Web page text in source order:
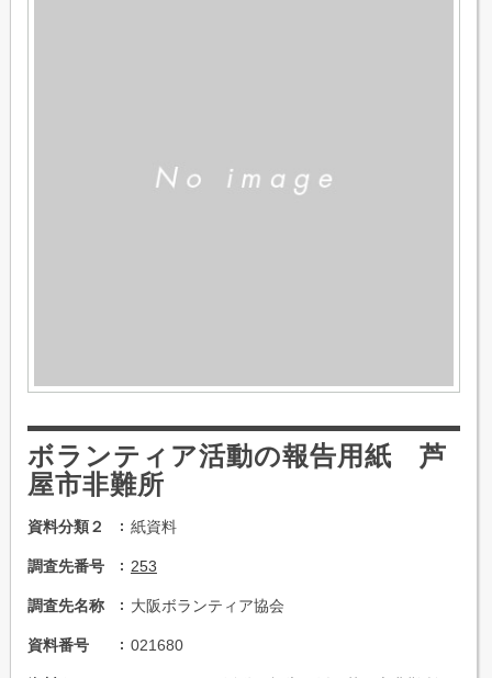
ボランティア活動の報告用紙 芦
屋市非難所
資料分類２ 紙資料
調査先番号 253
調査先名称 大阪ボランティア協会
資料番号 021680